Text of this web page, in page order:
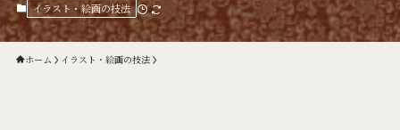
イラスト・絵画の技法
ホーム イラスト・絵画の技法